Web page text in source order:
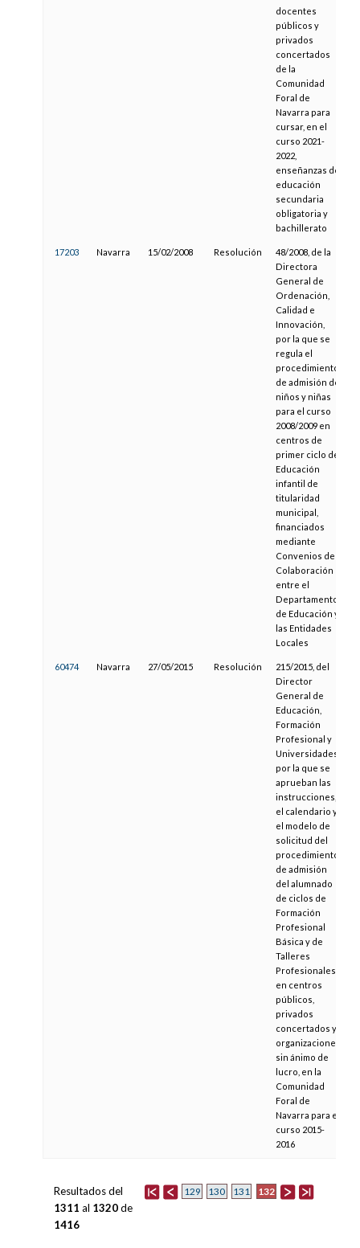
docentes
públicos y
privados
concertados
de la
Comunidad
Foral de
Navarra para
cursar, en el
curso 2021-
2022,
enseñanzas de
educación
secundaria
obligatoria y
bachillerato
17203 Navarra 15/02/2008 Resolución
48/2008, de la
Directora
General de
Ordenación,
Calidad e
Innovación,
por la que se
regula el
procedimiento
de admisión de
niños y niñas
para el curso
2008/2009 en
centros de
primer ciclo de
Educación
infantil de
titularidad
municipal,
financiados
mediante
Convenios de
Colaboración
entre el
Departamento
de Educación y
las Entidades
Locales
60474 Navarra 27/05/2015 Resolución
215/2015, del
Director
General de
Educación,
Formación
Profesional y
Universidades,
por la que se
aprueban las
instrucciones,
el calendario y
el modelo de
solicitud del
procedimiento
de admisión
del alumnado
de ciclos de
Formación
Profesional
Básica y de
Talleres
Profesionales,
en centros
públicos,
privados
concertados y
organizaciones
sin ánimo de
lucro, en la
Comunidad
Foral de
Navarra para el
curso 2015-
2016
129 130 131 132
Resultados del
1311 al 1320de
1416